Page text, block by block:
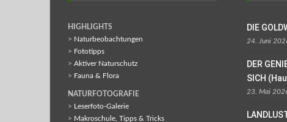
HIGHLIGHTS
> Naturbeobachtungen
> Fototipps
> Aktiver Naturschutz
> Fauna & Flora
NATURFOTOGRAFIE
> Leserfoto-Galerie
> Makroschule, Tipps & Tricks
DIE
24. Juni
DER
SICH
23. Mai